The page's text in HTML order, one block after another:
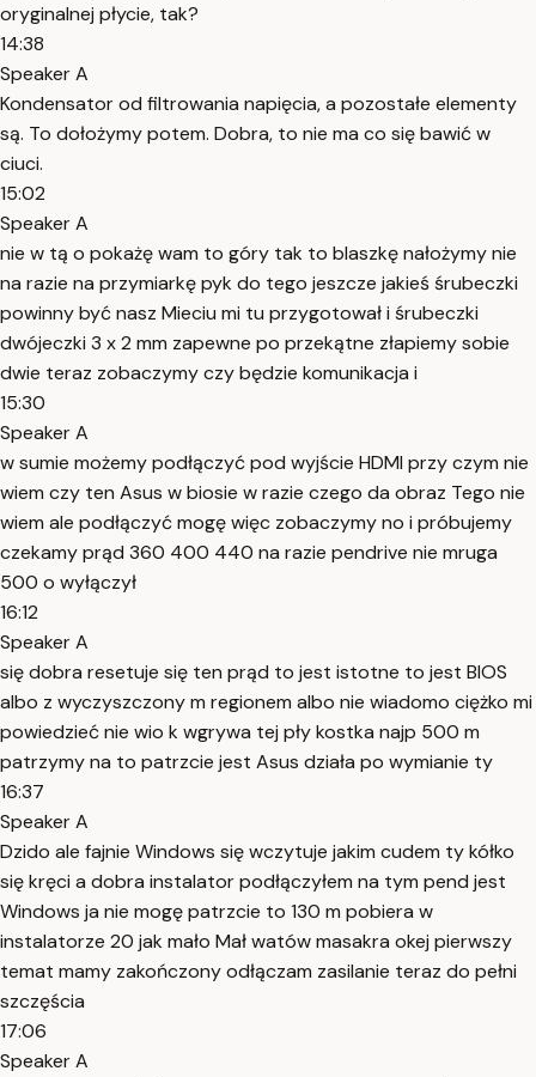
oryginalnej płycie, tak?
14:38
Speaker A
Kondensator od filtrowania napięcia, a pozostałe elementy
są. To dołożymy potem. Dobra, to nie ma co się bawić w
ciuci.
15:02
Speaker A
nie w tą o pokażę wam to góry tak to blaszkę nałożymy nie
na razie na przymiarkę pyk do tego jeszcze jakieś śrubeczki
powinny być nasz Mieciu mi tu przygotował i śrubeczki
dwójeczki 3 x 2 mm zapewne po przekątne złapiemy sobie
dwie teraz zobaczymy czy będzie komunikacja i
15:30
Speaker A
w sumie możemy podłączyć pod wyjście HDMI przy czym nie
wiem czy ten Asus w biosie w razie czego da obraz Tego nie
wiem ale podłączyć mogę więc zobaczymy no i próbujemy
czekamy prąd 360 400 440 na razie pendrive nie mruga
500 o wyłączył
16:12
Speaker A
się dobra resetuje się ten prąd to jest istotne to jest BIOS
albo z wyczyszczony m regionem albo nie wiadomo ciężko mi
powiedzieć nie wio k wgrywa tej pły kostka najp 500 m
patrzymy na to patrzcie jest Asus działa po wymianie ty
16:37
Speaker A
Dzido ale fajnie Windows się wczytuje jakim cudem ty kółko
się kręci a dobra instalator podłączyłem na tym pend jest
Windows ja nie mogę patrzcie to 130 m pobiera w
instalatorze 20 jak mało Mał watów masakra okej pierwszy
temat mamy zakończony odłączam zasilanie teraz do pełni
szczęścia
17:06
Speaker A